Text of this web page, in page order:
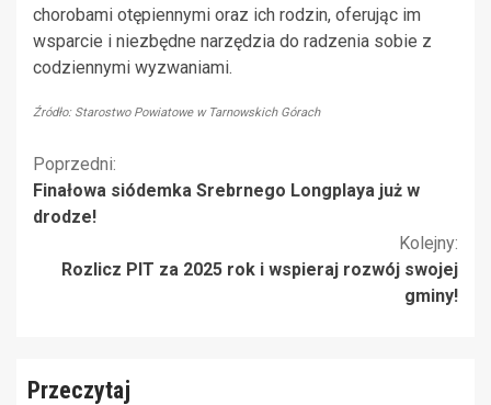
chorobami otępiennymi oraz ich rodzin, oferując im
wsparcie i niezbędne narzędzia do radzenia sobie z
codziennymi wyzwaniami.
Źródło: Starostwo Powiatowe w Tarnowskich Górach
Kontynuuj
czytanie
Poprzedni:
Finałowa siódemka Srebrnego Longplaya już w
drodze!
Kolejny:
Rozlicz PIT za 2025 rok i wspieraj rozwój swojej
gminy!
Przeczytaj